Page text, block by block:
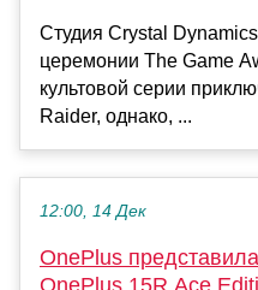
Студия Crystal Dynamics
церемонии The Game
культовой серии
Raider, однако, ...
12:00, 14 Дек
OnePlus